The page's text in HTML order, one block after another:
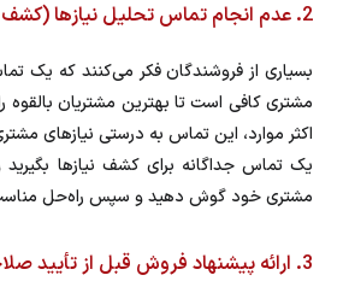
2. عدم انجام تماس تحلیل نیازها (کشف نیازها)
بسیاری از فروشندگان فکر می‌کنند که یک
مشتری کافی است تا بهترین مشتریان بالقوه
اکثر موارد، این تماس به درستی نیازهای
یک تماس جداگانه برای کشف نیازها
مشتری خود گوش دهید و سپس راه‌حل مناسب
3. ارائه پیشنهاد فروش قبل از تأیید صلاحیت مشتریان